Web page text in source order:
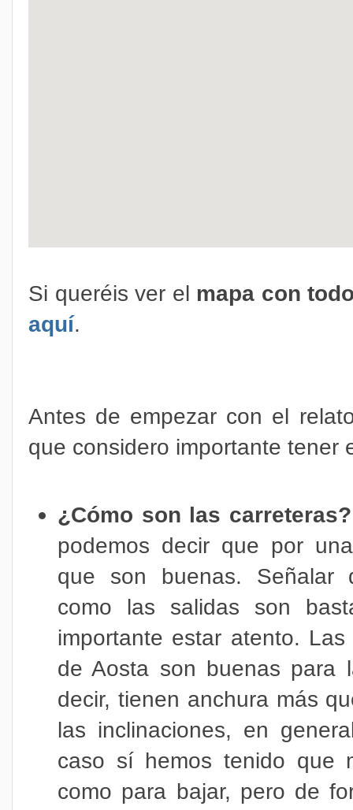
Si queréis ver el mapa con
aquí.
Antes de empezar con el
que considero importante tener
¿Cómo son las
podemos decir que por
que son buenas. Señalar
como las salidas son
importante estar atento.
de Aosta son buenas
decir, tienen anchura más
las inclinaciones, en
caso sí hemos tenido que
como para bajar, pero de